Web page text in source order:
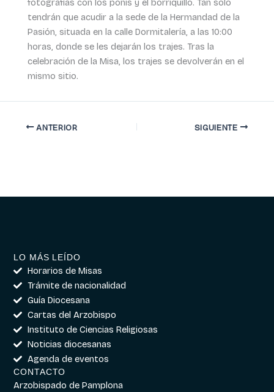
fotografías con los ponis y el borriquillo. Tan solo
tendrán que acudir a la sede de la Hermandad de la
Pasión, situada en la calle Dormitalería, a las 10:00
horas, donde se les dejarán los trajes. Tras la
celebración de la Misa, los trajes se devolverán en el
mismo sitio.
ANTERIOR SIGUIENTE
LO MÁS LEÍDO
Horarios de Misas
Trámite de nacionalidad
Guía Diocesana
Cartas del Arzobispo
Instituto de Ciencias Religiosas
Noticias diocesanas
Agenda de eventos
CONTACTO
Arzobispado de Pamplona